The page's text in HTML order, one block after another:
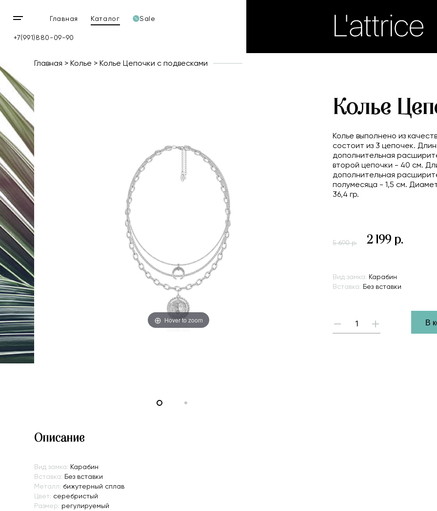
Открыть
меню
Главная Каталог Sale
+7(991)880-09-90
Главная Колье Колье Цепочки с подвесками
Hover to zoom
Колье
Колье выполнено из
состоит из 3 цепочек.
дополнительная
второй цепочки - 40 см.
дополнительная
полумесяца - 1,5 см.
36,4 гр.
5 690 р. 2 199 р.
Вид замка: Карабин
Вставка: Без вставки
- +
В
Описание
Вид замка: Карабин
Вставка: Без вставки
Металл: бижутерный сплав
Цвет: серебристый
Размер: регулируемый